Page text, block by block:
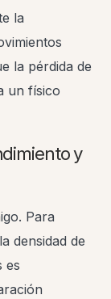
la
la pérdida de
un físico
y
Para
densidad de
es